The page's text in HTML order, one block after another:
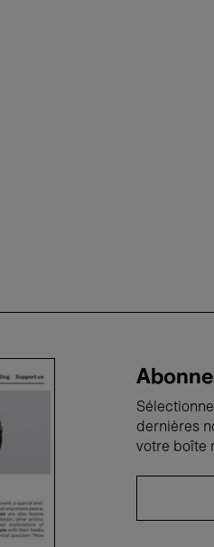
dernières
votre boîte